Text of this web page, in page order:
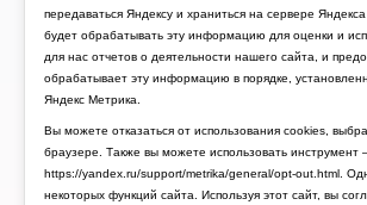
передаваться Яндексу и храниться на сервере
будет обрабатывать эту информацию для оценки и
для нас отчетов о деятельности нашего сайта, и
обрабатывает эту информацию в порядке,
Яндекс Метрика.
Вы можете отказаться от использования cookies,
браузере. Также вы можете использовать инструмент
https://yandex.ru/support/metrika/general/opt-out.html.
некоторых функций сайта. Используя этот сайт, вы